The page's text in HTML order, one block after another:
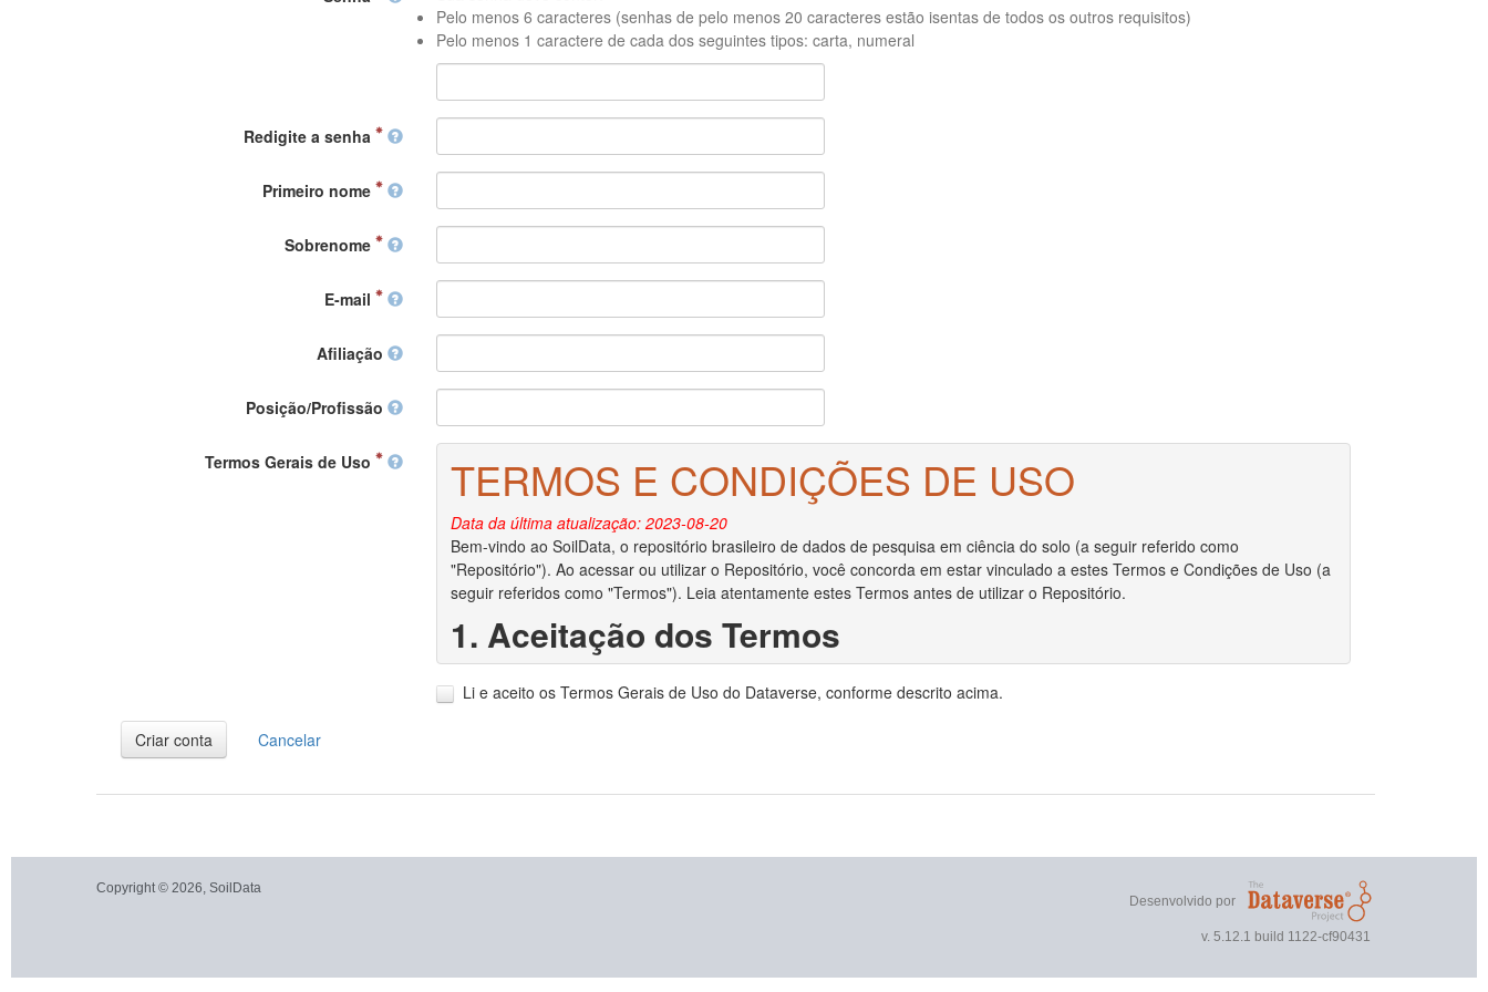
Pelo menos 6 caracteres (senhas de pelo menos 20 caracteres estão isentas de todos os outros requisitos)
Pelo menos 1 caractere de cada dos seguintes tipos: carta, numeral
Redigite a senha
Primeiro nome
Sobrenome
E-mail
Afiliação
Posição/Profissão
Termos Gerais de Uso TERMOS E CONDIÇÕES DE USO
Data da última atualização: 2023-08-20
Bem-vindo ao SoilData, o repositório brasileiro de dados de pesquisa em ciência do solo (a seguir referido como
"Repositório"). Ao acessar ou utilizar o Repositório, você concorda em estar vinculado a estes Termos e Condições de Uso (a
seguir referidos como "Termos"). Leia atentamente estes Termos antes de utilizar o Repositório.
1. Aceitação dos Termos
1.2. Você declara ser o criador/autor dos dados ou ter obtido permissão do criador/autor para depositar qualquer conjunto de
conjunto de dados e você for o proprietário dos direitos autorais, ao aceitar estes Termos, você ainda mantém os direitos
2.2. Se os direitos autorais forem aplicáveis e você não for o proprietário dos direitos autorais, você declara que o proprietário
2.3. Ao depositar dados no Repositório, você concede ao MapBiomas o direito não exclusivo de reproduzir, traduzir e
Li e aceito os Termos Gerais de Uso do Dataverse, conforme descrito acima.
Criar conta Cancelar
Copyright © 2026, SoilData
Desenvolvido por
v. 5.12.1 build 1122-cf90431